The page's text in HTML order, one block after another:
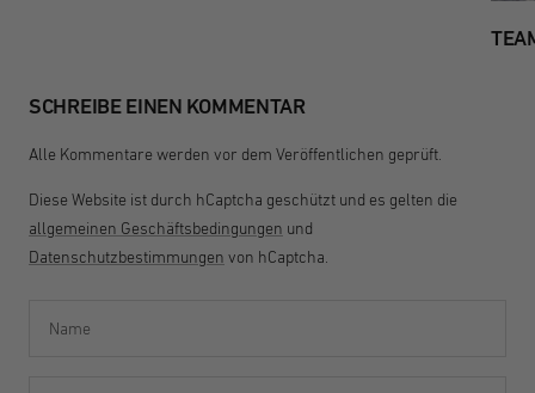
SCHREIBE EINEN KOMMENTAR
Alle Kommentare werden vor dem Veröffentlichen geprüft.
Diese Website ist durch hCaptcha geschützt und es gelten die
allgemeinen Geschäftsbedingungen und
Datenschutzbestimmungen von hCaptcha.
Name